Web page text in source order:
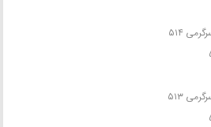
۵۱۴
۵۱۳